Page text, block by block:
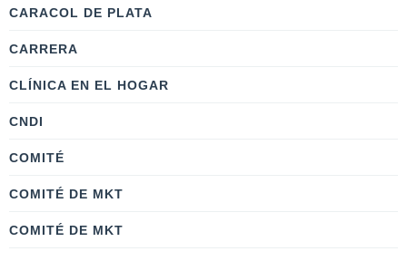
CARACOL DE PLATA
CARRERA
CLÍNICA EN EL HOGAR
CNDI
COMITÉ
COMITÉ DE MKT
COMITÉ DE MKT